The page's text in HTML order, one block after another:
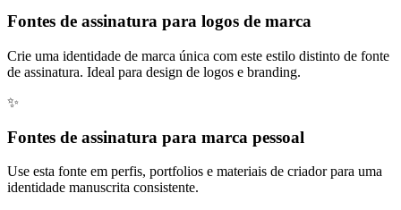
Fontes de assinatura para logos de marca
Crie uma identidade de marca única com este estilo distinto de fonte
de assinatura. Ideal para design de logos e branding.
✨
Fontes de assinatura para marca pessoal
Use esta fonte em perfis, portfolios e materiais de criador para uma
identidade manuscrita consistente.